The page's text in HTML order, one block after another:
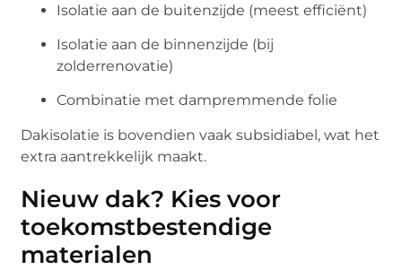
Isolatie aan de buitenzijde (meest efficiënt)
Isolatie aan de binnenzijde (bij
zolderrenovatie)
Combinatie met dampremmende folie
Dakisolatie is bovendien vaak subsidiabel, wat het
extra aantrekkelijk maakt.
Nieuw dak? Kies voor
toekomstbestendige
materialen